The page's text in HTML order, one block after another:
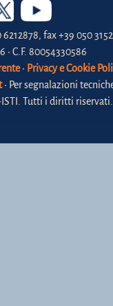
fax +39 050
• C.F. 80054330586
• Privacy e Cookie
• Per segnalazioni
Tutti i diritti riservati.